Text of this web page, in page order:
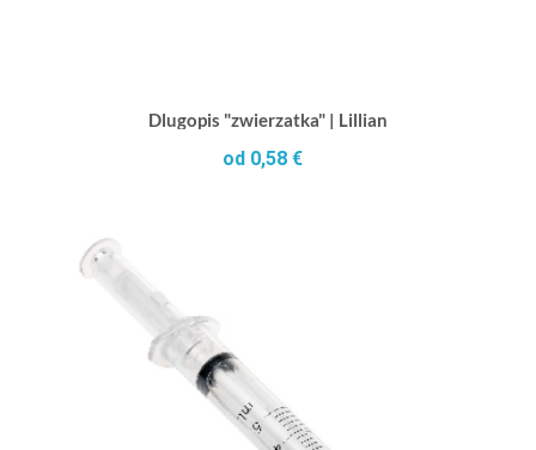
Dlugopis "zwierzatka" | Lillian
od 0,58 €